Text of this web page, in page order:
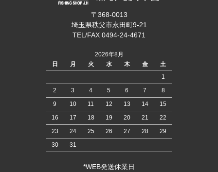
〒368-0013
埼玉県秩父市永田町9-21
TEL/FAX 0494-24-4671
2026年8月
日
月 火 水 木 金
土
1
2
3 4 5 6 7
8
9
10 11 12 13 14
15
16
17 18 19 20 21
22
23
24 25 26 27 28
29
30
31
*WEB発送休業日